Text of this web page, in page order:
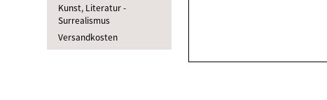
Kunst, Literatur -
Surrealismus
Versandkosten